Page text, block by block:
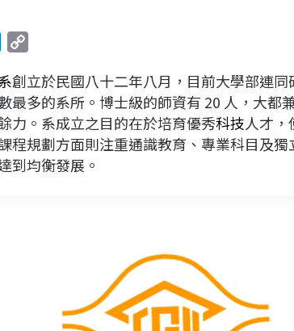
n
k
e
d
I
p
y
L
i
n
創立於民國八十二年八月，目前大學部連
最多的系所。博士級的師資有 20 人，大都
力。系成立之目的在於培育優秀科技人才
程規劃方面則注重通識教育、專業科目及
到均衡發展。